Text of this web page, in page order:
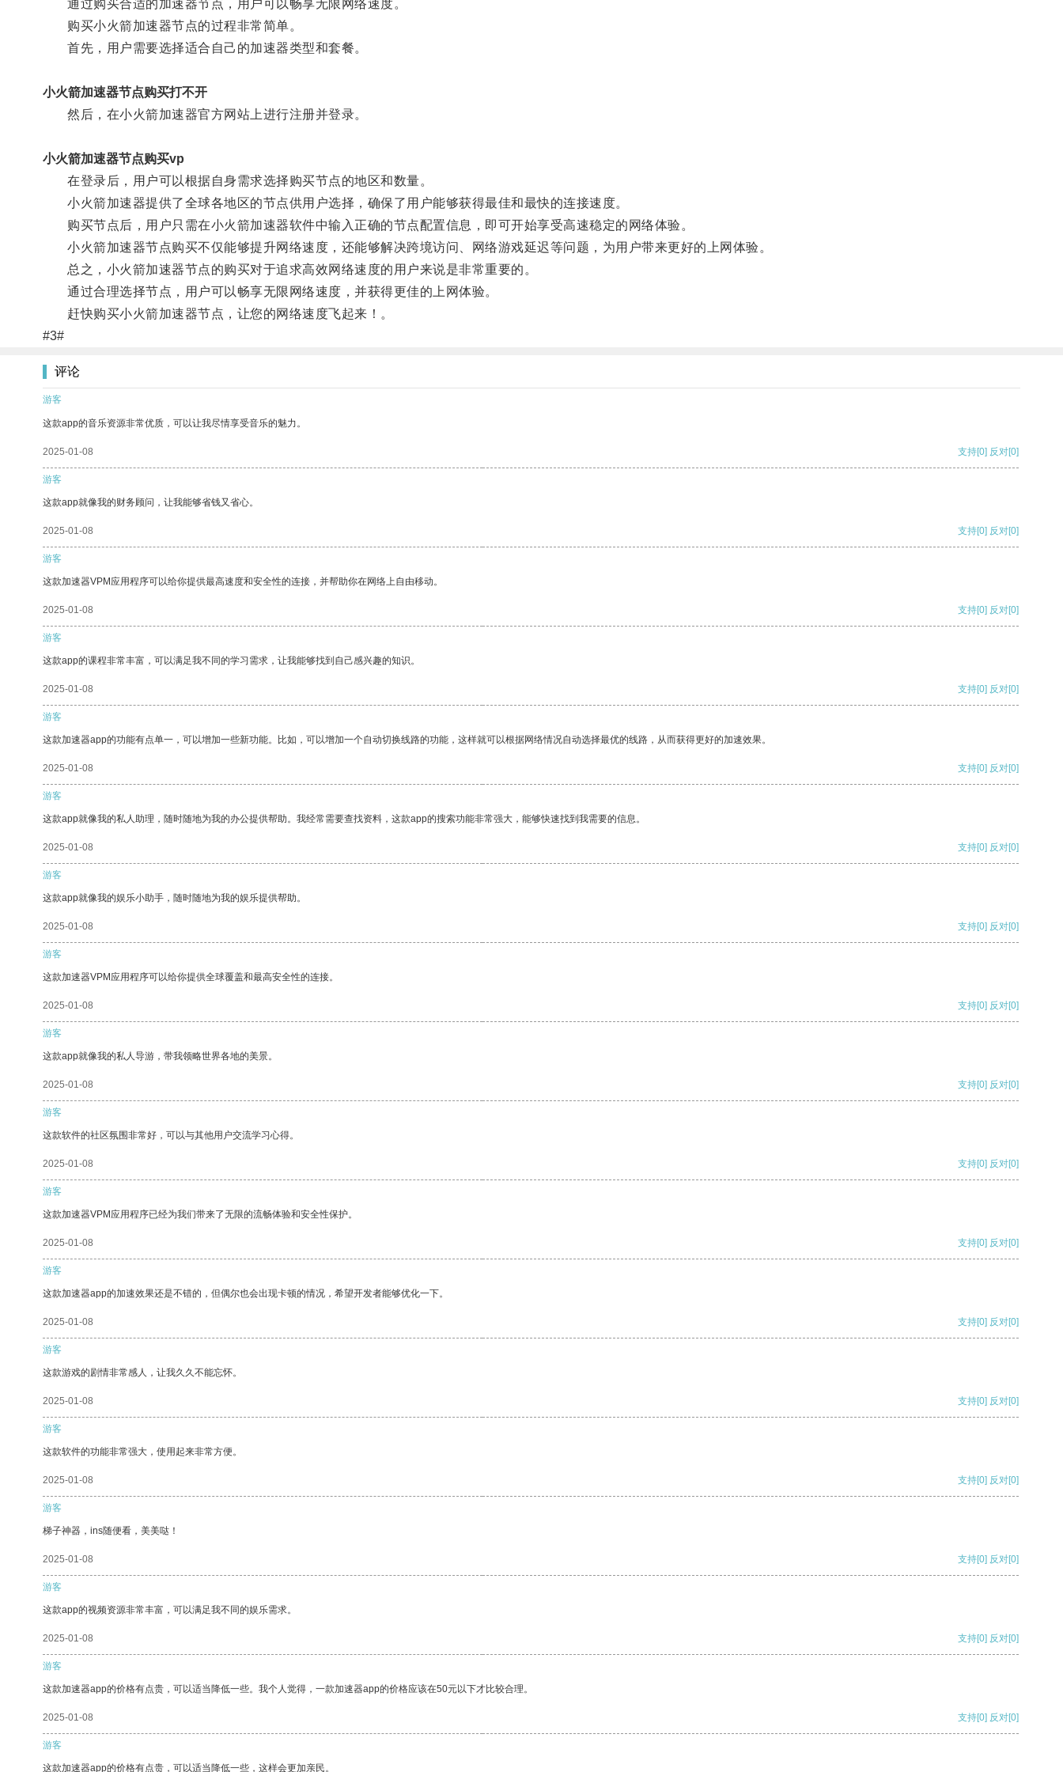
通过购买合适的加速器节点，用户可以畅享无限网络速度。
购买小火箭加速器节点的过程非常简单。
首先，用户需要选择适合自己的加速器类型和套餐。
小火箭加速器节点购买打不开
然后，在小火箭加速器官方网站上进行注册并登录。
小火箭加速器节点购买vp
在登录后，用户可以根据自身需求选择购买节点的地区和数量。
小火箭加速器提供了全球各地区的节点供用户选择，确保了用户能够获得最佳和最快的连接速度。
购买节点后，用户只需在小火箭加速器软件中输入正确的节点配置信息，即可开始享受高速稳定的网络体验。
小火箭加速器节点购买不仅能够提升网络速度，还能够解决跨境访问、网络游戏延迟等问题，为用户带来更好的上网体验。
总之，小火箭加速器节点的购买对于追求高效网络速度的用户来说是非常重要的。
通过合理选择节点，用户可以畅享无限网络速度，并获得更佳的上网体验。
赶快购买小火箭加速器节点，让您的网络速度飞起来！。
#3#
评论
游客
这款app的音乐资源非常优质，可以让我尽情享受音乐的魅力。
2025-01-08 支持[0] 反对[0]
游客
这款app就像我的财务顾问，让我能够省钱又省心。
2025-01-08 支持[0] 反对[0]
游客
这款加速器VPM应用程序可以给你提供最高速度和安全性的连接，并帮助你在网络上自由移动。
2025-01-08 支持[0] 反对[0]
游客
这款app的课程非常丰富，可以满足我不同的学习需求，让我能够找到自己感兴趣的知识。
2025-01-08 支持[0] 反对[0]
游客
这款加速器app的功能有点单一，可以增加一些新功能。比如，可以增加一个自动切换线路的功能，这样就可以根据网络情况自动选择最优的线路，从而获得更好的加速效果。
2025-01-08 支持[0] 反对[0]
游客
这款app就像我的私人助理，随时随地为我的办公提供帮助。我经常需要查找资料，这款app的搜索功能非常强大，能够快速找到我需要的信息。
2025-01-08 支持[0] 反对[0]
游客
这款app就像我的娱乐小助手，随时随地为我的娱乐提供帮助。
2025-01-08 支持[0] 反对[0]
游客
这款加速器VPM应用程序可以给你提供全球覆盖和最高安全性的连接。
2025-01-08 支持[0] 反对[0]
游客
这款app就像我的私人导游，带我领略世界各地的美景。
2025-01-08 支持[0] 反对[0]
游客
这款软件的社区氛围非常好，可以与其他用户交流学习心得。
2025-01-08 支持[0] 反对[0]
游客
这款加速器VPM应用程序已经为我们带来了无限的流畅体验和安全性保护。
2025-01-08 支持[0] 反对[0]
游客
这款加速器app的加速效果还是不错的，但偶尔也会出现卡顿的情况，希望开发者能够优化一下。
2025-01-08 支持[0] 反对[0]
游客
这款游戏的剧情非常感人，让我久久不能忘怀。
2025-01-08 支持[0] 反对[0]
游客
这款软件的功能非常强大，使用起来非常方便。
2025-01-08 支持[0] 反对[0]
游客
梯子神器，ins随便看，美美哒！
2025-01-08 支持[0] 反对[0]
游客
这款app的视频资源非常丰富，可以满足我不同的娱乐需求。
2025-01-08 支持[0] 反对[0]
游客
这款加速器app的价格有点贵，可以适当降低一些。我个人觉得，一款加速器app的价格应该在50元以下才比较合理。
2025-01-08 支持[0] 反对[0]
游客
这款加速器app的价格有点贵，可以适当降低一些，这样会更加亲民。